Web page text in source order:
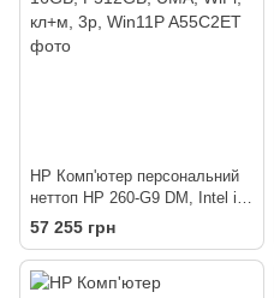
HP Комп'ютер персональний
неттоп HP 260-G9 DM, Intel i3-
1315U, 16GB, F512GB, UMA,
WiFi, кл+м, 3р, Win11P
57 255 грн